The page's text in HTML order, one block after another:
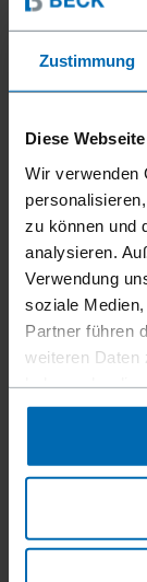
Zustimmung
Diese
Wir verwenden
zu können und
analysieren.
Verwendung
soziale
Partner führen
weiteren Daten
gesammelt
BECK
Ähnlich wie
HOGRING CL16,
Schenkellänge
Walzstärke
1,2 mm | 0,05"
Walzbreite
1,3 mm | 0,05"